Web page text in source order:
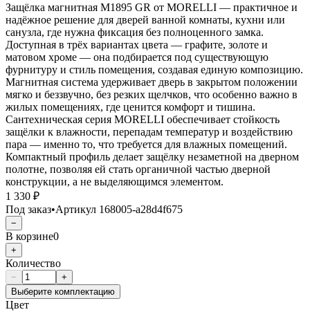
Защёлка магнитная M1895 GR от MORELLI — практичное и
надёжное решение для дверей ванной комнаты, кухни или
санузла, где нужна фиксация без полноценного замка.
Доступная в трёх вариантах цвета — графите, золоте и
матовом хроме — она подбирается под существующую
фурнитуру и стиль помещения, создавая единую композицию.
Магнитная система удерживает дверь в закрытом положении
мягко и беззвучно, без резких щелчков, что особенно важно в
жилых помещениях, где ценится комфорт и тишина.
Сантехническая серия MORELLI обеспечивает стойкость
защёлки к влажности, перепадам температур и воздействию
пара — именно то, что требуется для влажных помещений.
Компактный профиль делает защёлку незаметной на дверном
полотне, позволяя ей стать органичной частью дверной
конструкции, а не выделяющимся элементом.
1 330 ₽
Под заказ•Артикул 168005-a28d4f675
−
В корзине0
+
Количество
−
+
Выберите комплектацию
Цвет